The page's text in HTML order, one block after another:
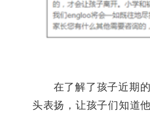
在了解了孩子近期的
头表扬，让孩子们知道